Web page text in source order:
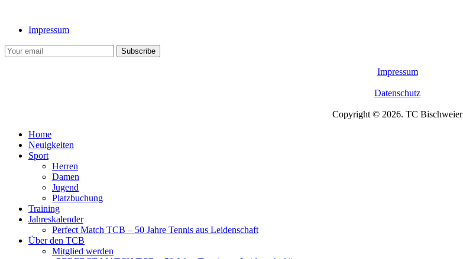
Impressum
Impressum
Datenschutz
Copyright © 2026. TC Bischweier
Home
Neuigkeiten
Sport
Herren
Damen
Jugend
Platzbuchung
Training
Jahreskalender
Perfect Match TCB – 50 Jahre Tennis aus Leidenschaft
Über den TCB
Mitglied werden